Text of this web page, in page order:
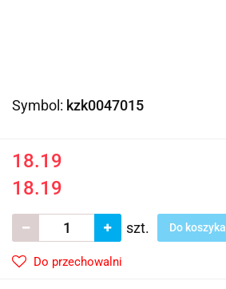
Symbol: kzk0047015
18.19
18.19
szt. Do koszyka
Do przechowalni